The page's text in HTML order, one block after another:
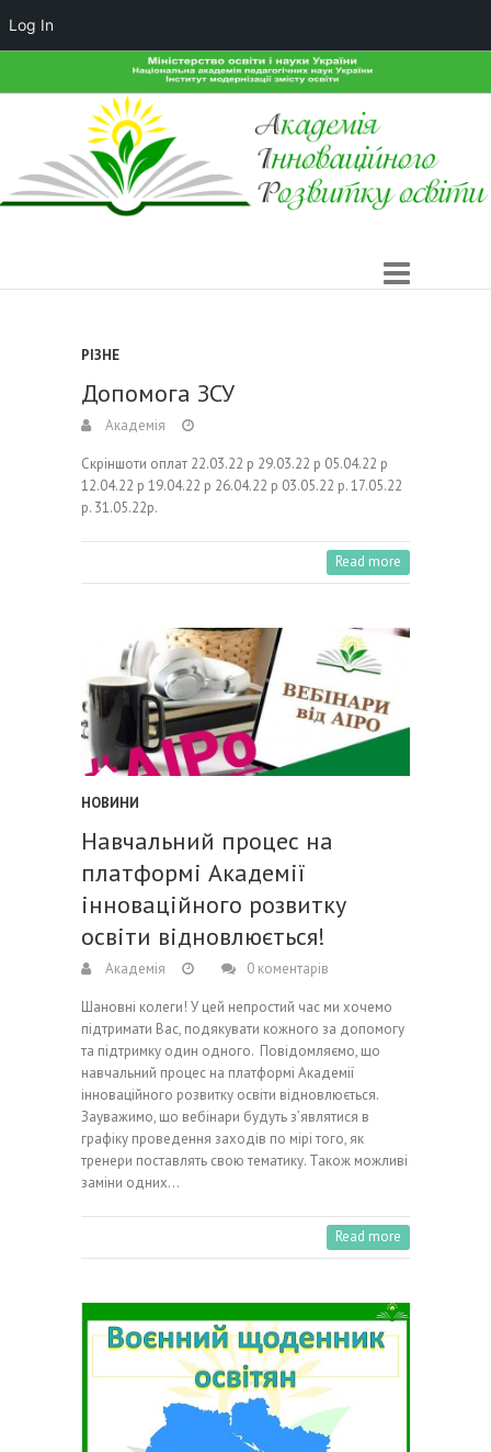
РІЗНЕ
Допомога ЗСУ
Академія
Скріншоти оплат 22.03.22 р 29.03.22 р 05.04.22 р
12.04.22 р 19.04.22 р 26.04.22 р 03.05.22 р. 17.05.22
р. 31.05.22р.
Read more
НОВИНИ
Навчальний процес на
платформі Академії
інноваційного розвитку
освіти відновлюється!
Академія 0 коментарів
Шановні колеги! У цей непростий час ми хочемо
підтримати Вас, подякувати кожного за допомогу
та підтримку один одного. Повідомляємо, що
навчальний процес на платформі Академії
інноваційного розвитку освіти відновлюється.
Зауважимо, що вебінари будуть з’являтиcя в
графіку проведення заходів по мірі того, як
тренери поставлять свою тематику. Також можливі
заміни одних…
Read more
Log In